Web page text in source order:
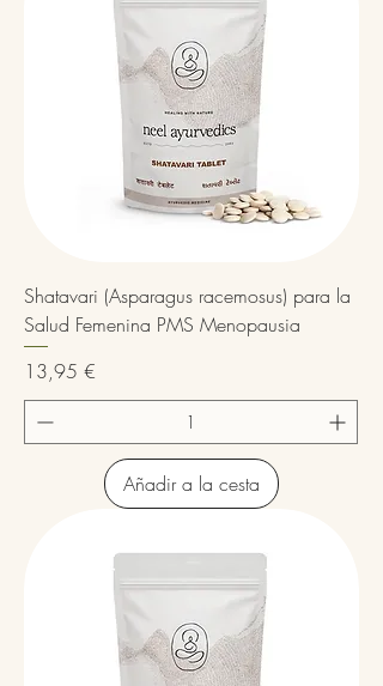
Shatavari (Asparagus racemosus) para la
Salud Femenina PMS Menopausia
Precio
13,95 €
Añadir a la cesta